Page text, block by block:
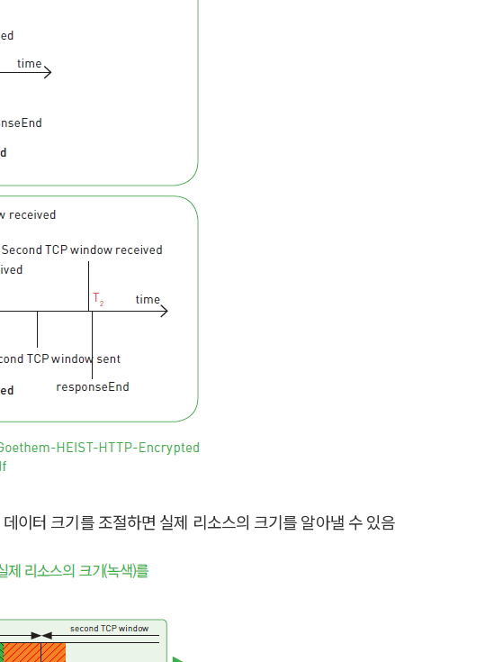
터 크기를 조절하면 실제 리소스의 크기를 알아낼 수 있음